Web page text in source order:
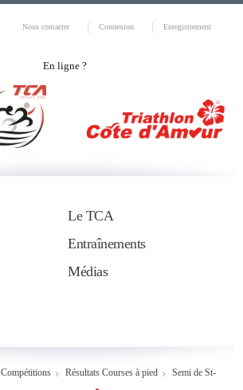
Nous contacter Connexion Enregistrement
En ligne ?
Le TCA
Entraînements
Médias
Compétitions Résultats Courses à pied
Semi de St-